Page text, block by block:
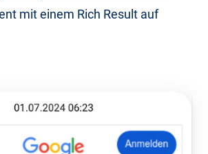
mit einem Rich Result auf